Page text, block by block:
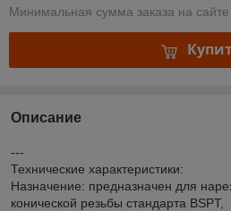
Минимальная сумма заказа на
Описание
---
Технические характеристики:
Назначение: предназначен для
конической резьбы стандарта BSPT,